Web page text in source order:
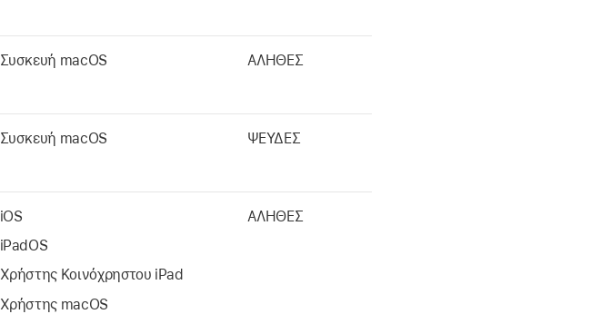
Συσκευή macOS ΑΛΗΘΕΣ
Συσκευή macOS ΨΕΥΔΕΣ
iOS
iPadOS
Χρήστης Κοινόχρηστου iPad
Χρήστης macOS
ΑΛΗΘΕΣ